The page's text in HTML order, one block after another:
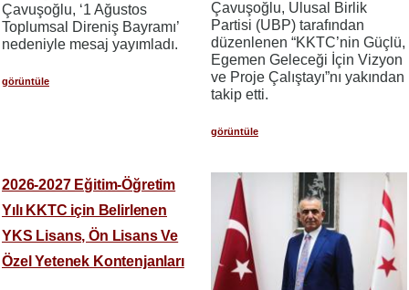
Çavuşoğlu, ‘1 Ağustos
Toplumsal Direniş Bayramı’
nedeniyle mesaj yayımladı.
görüntüle
Çavuşoğlu, Ulusal Birlik
Partisi (UBP) tarafından
düzenlenen “KKTC’nin Güçlü,
Egemen Geleceği İçin Vizyon
ve Proje Çalıştayı”nı yakından
takip etti.
görüntüle
2026-2027 Eğitim-Öğretim
Yılı KKTC için Belirlenen
YKS Lisans, Ön Lisans Ve
Özel Yetenek Kontenjanları